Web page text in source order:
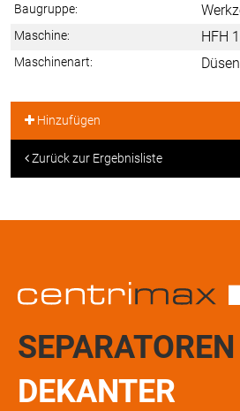
Baugruppe:
Maschine: HFH
Maschinenart:
Hinzufügen
Zurück zur Ergebnisliste
SEPARATOREN
DEKANTER